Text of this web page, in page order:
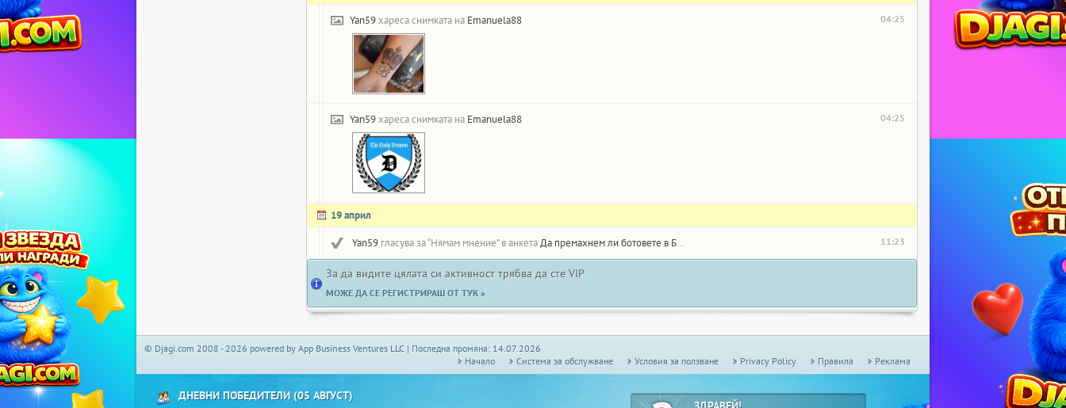
Yan59хареса снимката на Emanuela88 04:25
Yan59хареса снимката на Emanuela88 04:25
19 април
Yan59 гласува за “Нямам мнение” в анкетаДа премахнем ли ботовете в Бинго? 11:23
За да видите цялата си активност трябва да сте VIP
МОЖЕ ДА СЕ РЕГИСТРИРАШ ОТ ТУК »
© Djagi.com 2008 - 2026 powered by App Business Ventures LLC | Последна промяна: 14.07.2026
Начало
Системa за обслужване Условия за ползване Privacy Policy Правила Реклама
ДНЕВНИ ПОБЕДИТЕЛИ (05 АВГУСТ)